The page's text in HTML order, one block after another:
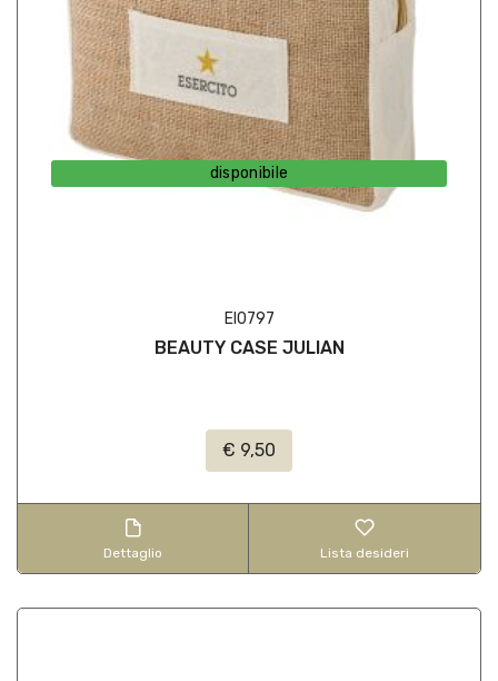
disponibile
EI0797
BEAUTY CASE JULIAN
€ 9,50
Dettaglio Lista desideri